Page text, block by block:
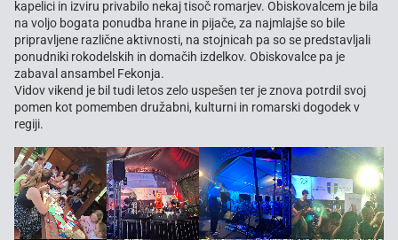
kapelici in izviru privabilo nekaj tisoč romarjev. Obiskovalcem je bila
na voljo bogata ponudba hrane in pijače, za najmlajše so bile
pripravljene različne aktivnosti, na stojnicah pa so se predstavljali
ponudniki rokodelskih in domačih izdelkov. Obiskovalce pa je
zabaval ansambel Fekonja.
Vidov vikend je bil tudi letos zelo uspešen ter je znova potrdil svoj
pomen kot pomemben družabni, kulturni in romarski dogodek v
regiji.